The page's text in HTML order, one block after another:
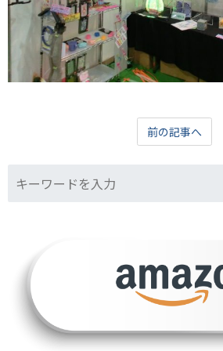
前の記事へ